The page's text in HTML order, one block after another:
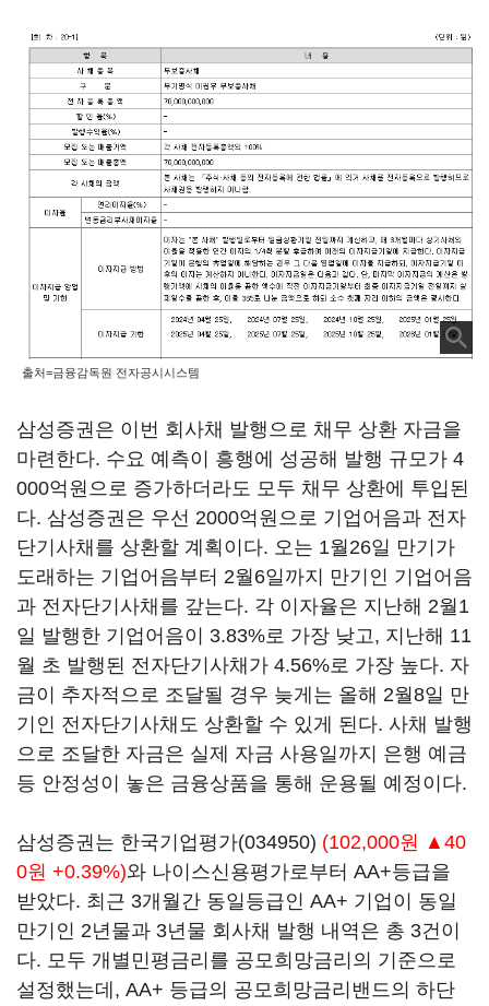
출처=금융감독원 전자공시시스템
삼성증권은 이번 회사채 발행으로 채무 상환 자금을
마련한다. 수요 예측이 흥행에 성공해 발행 규모가 4
000억원으로 증가하더라도 모두 채무 상환에 투입된
다. 삼성증권은 우선 2000억원으로 기업어음과 전자
단기사채를 상환할 계획이다. 오는 1월26일 만기가
도래하는 기업어음부터 2월6일까지 만기인 기업어음
과 전자단기사채를 갚는다. 각 이자율은 지난해 2월1
일 발행한 기업어음이 3.83%로 가장 낮고, 지난해 11
월 초 발행된 전자단기사채가 4.56%로 가장 높다. 자
금이 추자적으로 조달될 경우 늦게는 올해 2월8일 만
기인 전자단기사채도 상환할 수 있게 된다. 사채 발행
으로 조달한 자금은 실제 자금 사용일까지 은행 예금
등 안정성이 놓은 금융상품을 통해 운용될 예정이다.
삼성증권는 한국기업평가(034950) (102,000원 ▲40
0원 +0.39%)와 나이스신용평가로부터 AA+등급을
받았다. 최근 3개월간 동일등급인 AA+ 기업이 동일
만기인 2년물과 3년물 회사채 발행 내역은 총 3건이
다. 모두 개별민평금리를 공모희망금리의 기준으로
설정했는데, AA+ 등급의 공모희망금리밴드의 하단